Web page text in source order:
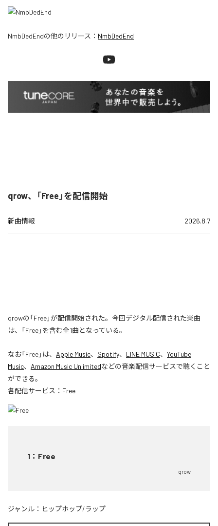
NmbDedEndの他のリリース： NmbDedEnd
qrow、「Free」を配信開始
新曲情報 2026.8.7
qrowの「Free」が配信開始された。今回デジタル配信された楽曲
は、「Free」を含む全1曲となっている。
なお「Free」は、 Apple Music、 Spotify、 LINE MUSIC、 YouTube
Music、 Amazon Music Unlimitedなどの音楽配信サービスで聴くこと
ができる。
各配信サービス： Free
1 ： Free
qrow
ジャンル： ヒップホップ/ラップ